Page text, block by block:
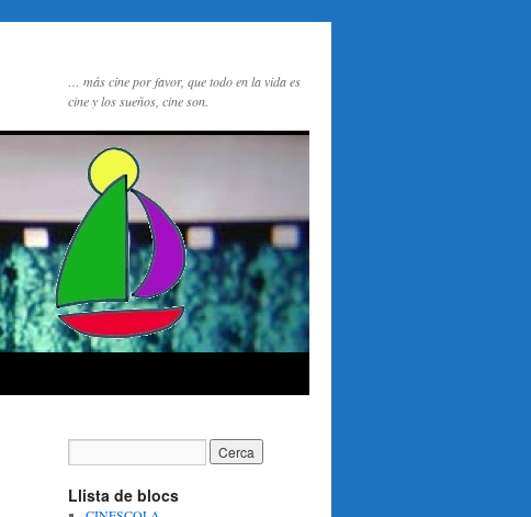
… más cine por favor, que todo en la vida es
cine y los sueños, cine son.
Llista de blocs